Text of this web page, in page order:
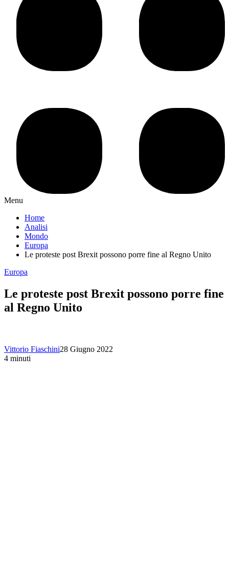
Menu
Home
Analisi
Mondo
Europa
Le proteste post Brexit possono porre fine al Regno Unito
Europa
Le proteste post Brexit possono porre fine
al Regno Unito
Vittorio Fiaschini28 Giugno 2022
4 minuti